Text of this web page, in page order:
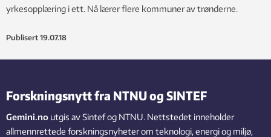
yrkesopplæring i ett. Nå lærer flere kommuner av trønderne.
Publisert 19.07.18
Forskningsnytt fra NTNU og SINTEF
Gemini.no utgis av Sintef og NTNU. Nettstedet inneholder
allmennrettede forskningsnyheter om teknologi, energi og miljø,